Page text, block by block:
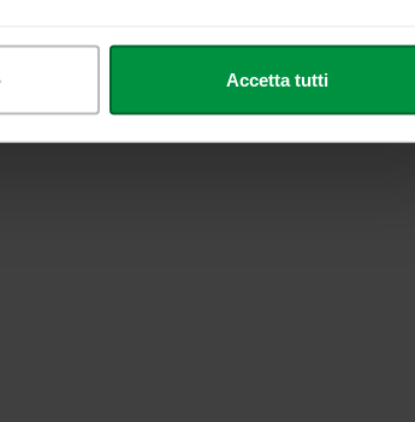
di caratteristiche specifiche (impronte digitali).
Accetta tutti